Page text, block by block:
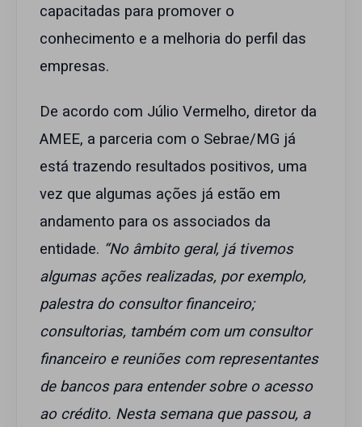
capacitadas para promover o
conhecimento e a melhoria do perfil das
empresas.
De acordo com Júlio Vermelho, diretor da
AMEE, a parceria com o Sebrae/MG já
está trazendo resultados positivos, uma
vez que algumas ações já estão em
andamento para os associados da
entidade. “No âmbito geral, já tivemos
algumas ações realizadas, por exemplo,
palestra do consultor financeiro;
consultorias, também com um consultor
financeiro e reuniões com representantes
de bancos para entender sobre o acesso
ao crédito. Nesta semana que passou, a